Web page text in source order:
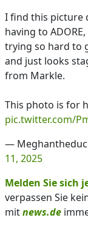
I find this picture
having to
trying so hard to
and just looks
from Markle.
This photo is for
pic.twitter.com/
—
11, 2025
Melden Sie sich
verpassen Sie
mitnews.de